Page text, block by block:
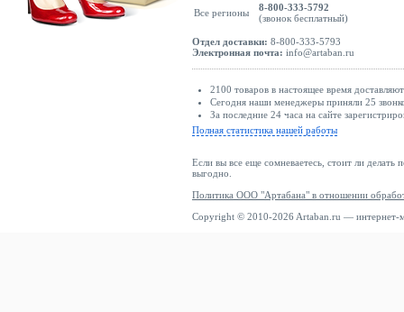
Все регионы
8-800-333-5792
(звонок бесплатный)
Отдел доставки: 8-800-333-5793
Электронная почта: info@artaban.ru
2100 товаров в настоящее время
Сегодня наши менеджеры приняли 25
За последние 24 часа на сайте
Полная статистика нашей работы
Если вы все еще сомневаетесь, стоит ли делать
выгодно.
Политика ООО "Артабана" в отношении
Copyright © 2010-2026 Artaban.ru — интернет-